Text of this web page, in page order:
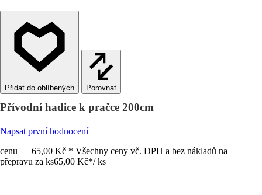
Porovnat
Přívodní hadice k pračce 200cm
Napsat první hodnocení
cenu — 65,00 Kč * Všechny ceny vč. DPH a bez nákladů na
přepravu za ks65,00 Kč*/ ks